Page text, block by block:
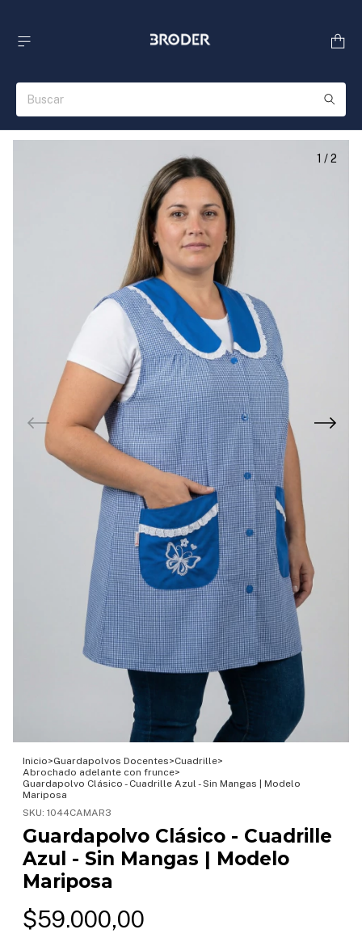
1 /2
Inicio>Guardapolvos Docentes>Cuadrille>
Abrochado adelante con frunce>
Guardapolvo Clásico - Cuadrille Azul - Sin Mangas | Modelo
Mariposa
SKU: 1044CAMAR3
Guardapolvo Clásico - Cuadrille
Azul - Sin Mangas | Modelo
Mariposa
$59.000,00